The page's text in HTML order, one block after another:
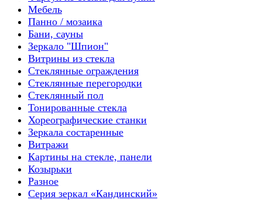
Мебель
Панно / мозаика
Бани, сауны
Зеркало "Шпион"
Витрины из стекла
Стеклянные ограждения
Стеклянные перегородки
Стеклянный пол
Тонированные стекла
Хореографические станки
Зеркала состаренные
Витражи
Картины на стекле, панели
Козырьки
Разное
Серия зеркал «Кандинский»